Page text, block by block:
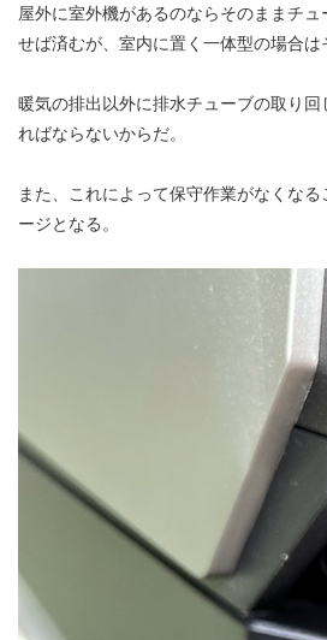
屋外に室外機があるのならそのままチ
せば済むが、室内に置く一体型の場合は
暖気の排出以外に排水チューブの取り
ればならないからだ。
また、これによって保守作業がなくな
ージとなる。